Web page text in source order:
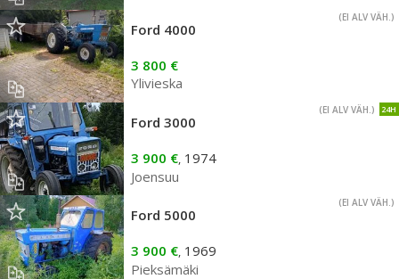
(EI ALV VÄH.)
Ford 4000
3 800 €
Ylivieska
24H
(EI ALV VÄH.)
Ford 3000
3 900 €, 1974
Joensuu
(EI ALV VÄH.)
Ford 5000
3 900 €, 1969
Pieksämäki